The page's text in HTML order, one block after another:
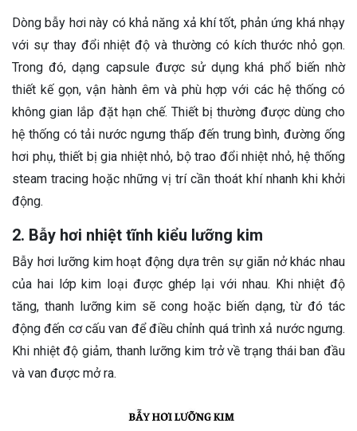
Dòng bẫy hơi này có khả năng xả khí tốt, phản ứng khá nhạy
với sự thay đổi nhiệt độ và thường có kích thước nhỏ gọn.
Trong đó, dạng capsule được sử dụng khá phổ biến nhờ
thiết kế gọn, vận hành êm và phù hợp với các hệ thống có
không gian lắp đặt hạn chế. Thiết bị thường được dùng cho
hệ thống có tải nước ngưng thấp đến trung bình, đường ống
hơi phụ, thiết bị gia nhiệt nhỏ, bộ trao đổi nhiệt nhỏ, hệ thống
steam tracing hoặc những vị trí cần thoát khí nhanh khi khởi
động.
2. Bẫy hơi nhiệt tĩnh kiểu lưỡng kim
Bẫy hơi lưỡng kim hoạt động dựa trên sự giãn nở khác nhau
của hai lớp kim loại được ghép lại với nhau. Khi nhiệt độ
tăng, thanh lưỡng kim sẽ cong hoặc biến dạng, từ đó tác
động đến cơ cấu van để điều chỉnh quá trình xả nước ngưng.
Khi nhiệt độ giảm, thanh lưỡng kim trở về trạng thái ban đầu
và van được mở ra.